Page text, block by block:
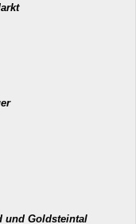
und Goldsteintal